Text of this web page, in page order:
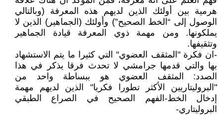
هرمية بين أولئك الذين لديهم هذه المعرفة (وبالتالي
الوصول إلى “الخط الصحيح”) وأولئك (الجماهير) الذين لا
يملكونها. ومن مهمة ذوي المعرفة قيادة الجماهير
وتثقيفها.
-ان فكرة "المثقف العضوي" التي كثيرا ما يتم الاستشهاد
بها والتي قدمها جرامشي لا تحدث فرقا يذكر في هذا
الصدد: المثقف العضوي هو ببساطة واحد من
"البروليتاريين الأكثر تطورا فكريا" الذين لديهم مهمة
إدخال الخط-الفهم الصحيح في الصراع الطبقي
البروليتاري-